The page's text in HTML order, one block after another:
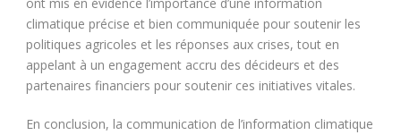
ont mis en évidence l’importance d’une information
climatique précise et bien communiquée pour soutenir les
politiques agricoles et les réponses aux crises, tout en
appelant à un engagement accru des décideurs et des
partenaires financiers pour soutenir ces initiatives vitales.
En conclusion, la communication de l’information climatique